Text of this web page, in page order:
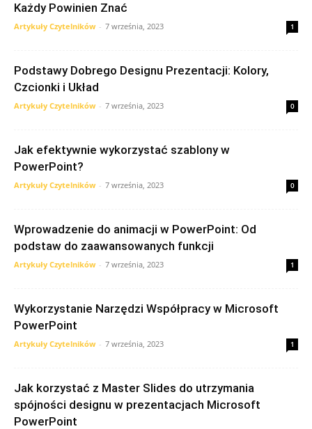
Każdy Powinien Znać
Artykuły Czytelników - 7 września, 2023 1
Podstawy Dobrego Designu Prezentacji: Kolory,
Czcionki i Układ
Artykuły Czytelników - 7 września, 2023 0
Jak efektywnie wykorzystać szablony w
PowerPoint?
Artykuły Czytelników - 7 września, 2023 0
Wprowadzenie do animacji w PowerPoint: Od
podstaw do zaawansowanych funkcji
Artykuły Czytelników - 7 września, 2023 1
Wykorzystanie Narzędzi Współpracy w Microsoft
PowerPoint
Artykuły Czytelników - 7 września, 2023 1
Jak korzystać z Master Slides do utrzymania
spójności designu w prezentacjach Microsoft
PowerPoint